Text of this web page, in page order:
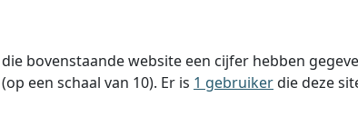
bovenstaande website een cijfer hebben
(op een schaal van 10). Er is 1 gebruikerdie deze